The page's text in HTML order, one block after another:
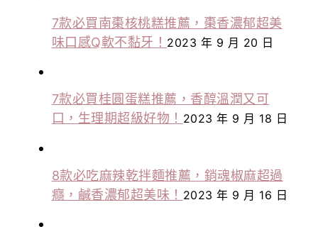
7款必買南棗核桃糕推薦，棗香濃郁超美
味口感Q軟不黏牙！ 2023 年 9 月 20 日
7款必買桂圓蛋糕推薦，香醇溫潤又可
口，生理期超級好物！ 2023 年 9 月 18 日
8款必吃麻辣乾拌麵推薦，銷魂椒麻超過
癮，鹹香濃郁超美味！ 2023 年 9 月 16 日